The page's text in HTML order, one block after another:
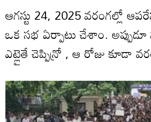
ఆగస్టు 24, 2025 వరంగల్లో
ఒక సభ ఏర్పాటు చేశాం.
ఎట్లైతే చెప్పిన్రో , ఆ రోజు కూడా